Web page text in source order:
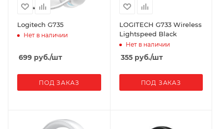
Logitech G735
Нет в наличии
699 руб./шт
ПОД ЗАКАЗ
LOGITECH G733 Wireless
Lightspeed Black
Нет в наличии
355руб./шт
ПОД ЗАКАЗ